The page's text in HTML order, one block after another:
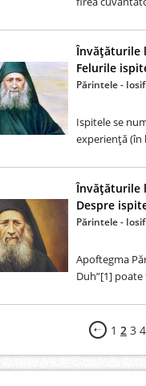
Învăţăturile
Felurile
Părintele -
Ispitele se
experienţă (în
Învăţăturile
Despre
Părintele -
Apoftegma
Duh”[1]
1 2 3 4